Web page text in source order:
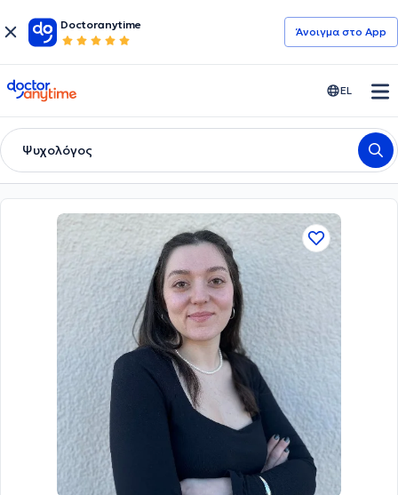
Doctoranytime
Άνοιγμα στο App
doctoranytime EL
Ψυχολόγος